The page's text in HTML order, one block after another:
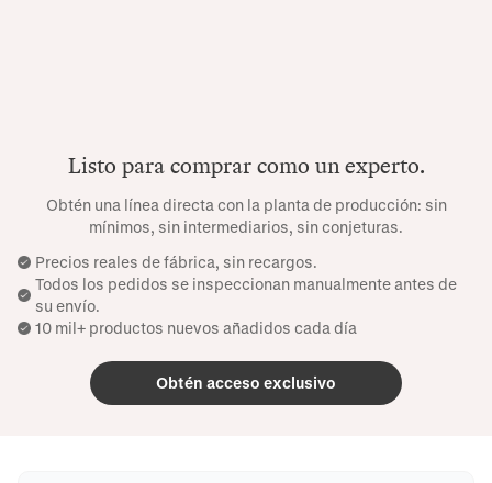
Listo para comprar como un experto.
Obtén una línea directa con la planta de producción: sin
mínimos, sin intermediarios, sin conjeturas.
Precios reales de fábrica, sin recargos.
Todos los pedidos se inspeccionan manualmente antes de
su envío.
10 mil+ productos nuevos añadidos cada día
Obtén acceso exclusivo